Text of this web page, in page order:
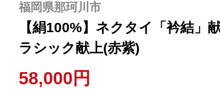
よくあるご質問
問い合わせ
福岡県那珂川市
【絹100%】ネクタイ「衿結」
ラシック献上(赤紫)
58,000円